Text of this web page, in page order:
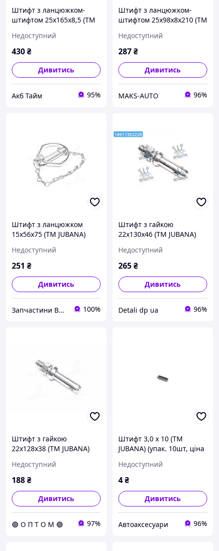
Штифт з ланцюжком-
штифтом 25x165x8,5 (ТМ
за 1шт) 138706129 UA58
Недоступний
430₴
Дивитись
Акб Тайм 95%
Штифт з ланцюжком-
штифтом 25x98x8x210 (ТМ
за 1шт) 138706125 UA46
Недоступний
287₴
Дивитись
MAKS-AUTO 96%
Штифт з ланцюжком
15x56x75 (ТМ JUBANA)
138706113 UA51
Недоступний
251 ₴
Дивитись
Запчастини ВСІМ 100%
Штифт з гайкою
22x130x46 (ТМ JUBANA)
138706114 UA1
Недоступний
265₴
Дивитись
Detali dp ua 96%
Штифт з гайкою
22x128x38 (ТМ JUBANA)
138706115 C.I.U
Недоступний
188₴
Дивитись
🟢 О П Т О М 🟢 97%
Штифт 3,0 x 10 (ТМ
JUBANA) (упак. 10шт, ціна
Недоступний
4₴
Дивитись
Автоаксесуари 96%